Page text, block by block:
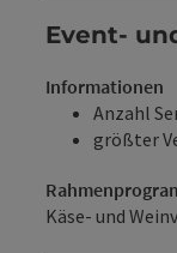
Event-
Informationen
Anzahl
größter
Käse- und